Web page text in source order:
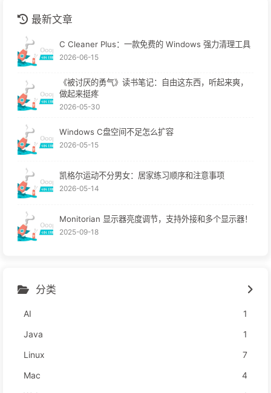
最新文章
C Cleaner Plus：一款免费的 Windows 强力清理工具
2026-06-15
《被讨厌的勇气》读书笔记：自由这东西，听起来爽，
做起来挺疼
2026-05-30
Windows C盘空间不足怎么扩容
2026-05-15
凯格尔运动不分男女：居家练习顺序和注意事项
2026-05-14
Monitorian 显示器亮度调节，支持外接和多个显示器！
2025-09-18
分类
AI
1
Java
1
Linux
7
Mac
4